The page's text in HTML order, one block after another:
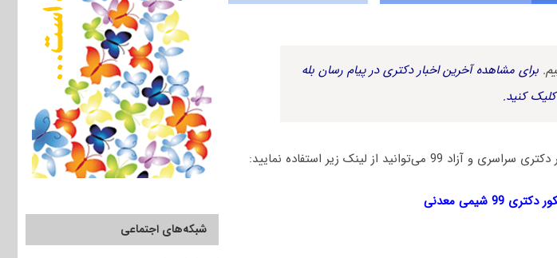
برای مشاهده آخرین اخبار دکتری در پیام رسان بله
کلیک کنید.
از لینک زیر استفاده نمایید:
99 شیمی معدنی
شبکه‌های اجتماعی